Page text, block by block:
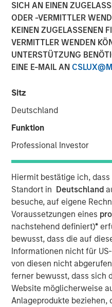
SICH AN EINEN
ODER -VERMITTLER
KEINEN ZUGELASSENEN
VERMITTLER WENDEN
UNTERSTÜTZUNG
EINE E-MAIL AN
Sitz
Deutschland
Funktion
Professional Investor
Hiermit bestätige ich,
Standort in Deutschland
besuche, auf eigene
Voraussetzungen eines
nachstehend definiert)*
bewusst, dass die auf
Informationen nicht für
von diesen nicht
ferner bewusst, dass sich
Website möglicherweise
Anlageprodukte beziehen,
NEW YORK — Oct 11, 2017
Morgan Stanley Expansion
Investment Management,
closed on over $275
(collectively, “Expansion
its fundraising target.1
growth investing in late-
a broad range of
healthcare, consumer,
business services.
“We are pleased that
us and recognize the
offering, given our strong
on companies with
David N. Miller, Head of
Morgan Stanley Investment